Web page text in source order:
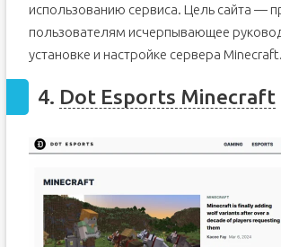
использованию сервиса. Цель сайта —
пользователям исчерпывающее
установке и настройке сервера Minecraft.
4. Dot Esports Minecraft